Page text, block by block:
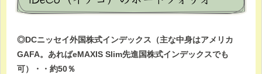
◎DCニッセイ外国株式インデックス（主な中身はアメリカ
GAFA。あればeMAXIS Slim先進国株式インデックスでも
可）・・約50％